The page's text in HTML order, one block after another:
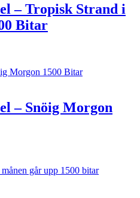
– Tropisk Strand i
Bitar
– Snöig Morgon